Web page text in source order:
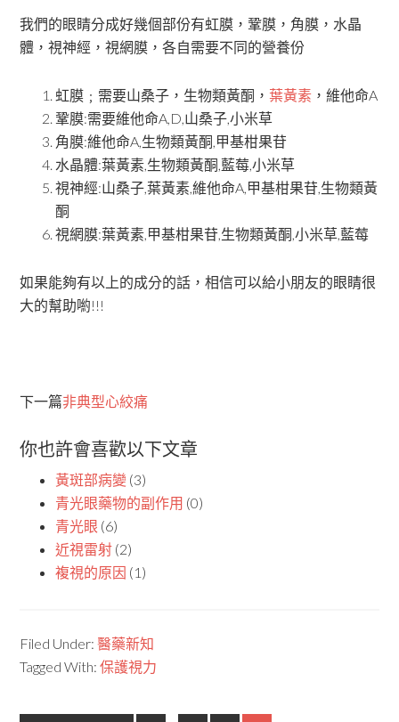
我們的眼睛分成好幾個部份有虹膜，鞏膜，角膜，水晶
體，視神經，視網膜，各自需要不同的營養份
虹膜﹔需要山桑子，生物類黃酮，葉黃素 ，維他命A
鞏膜:需要維他命A,D,山桑子,小米草
角膜:維他命A,生物類黃酮,甲基柑果苷
水晶體:葉黃素,生物類黃酮,藍莓,小米草
視神經:山桑子,葉黃素,維他命A,甲基柑果苷,生物類黃
酮
視網膜:葉黃素,甲基柑果苷,生物類黃酮,小米草,藍莓
如果能夠有以上的成分的話，相信可以給小朋友的眼睛很
大的幫助喲!!!
下一篇非典型心絞痛
你也許會喜歡以下文章
黃斑部病變 (3)
青光眼藥物的副作用 (0)
青光眼 (6)
近視雷射 (2)
複視的原因 (1)
Filed Under:醫藥新知
Tagged With:保護視力